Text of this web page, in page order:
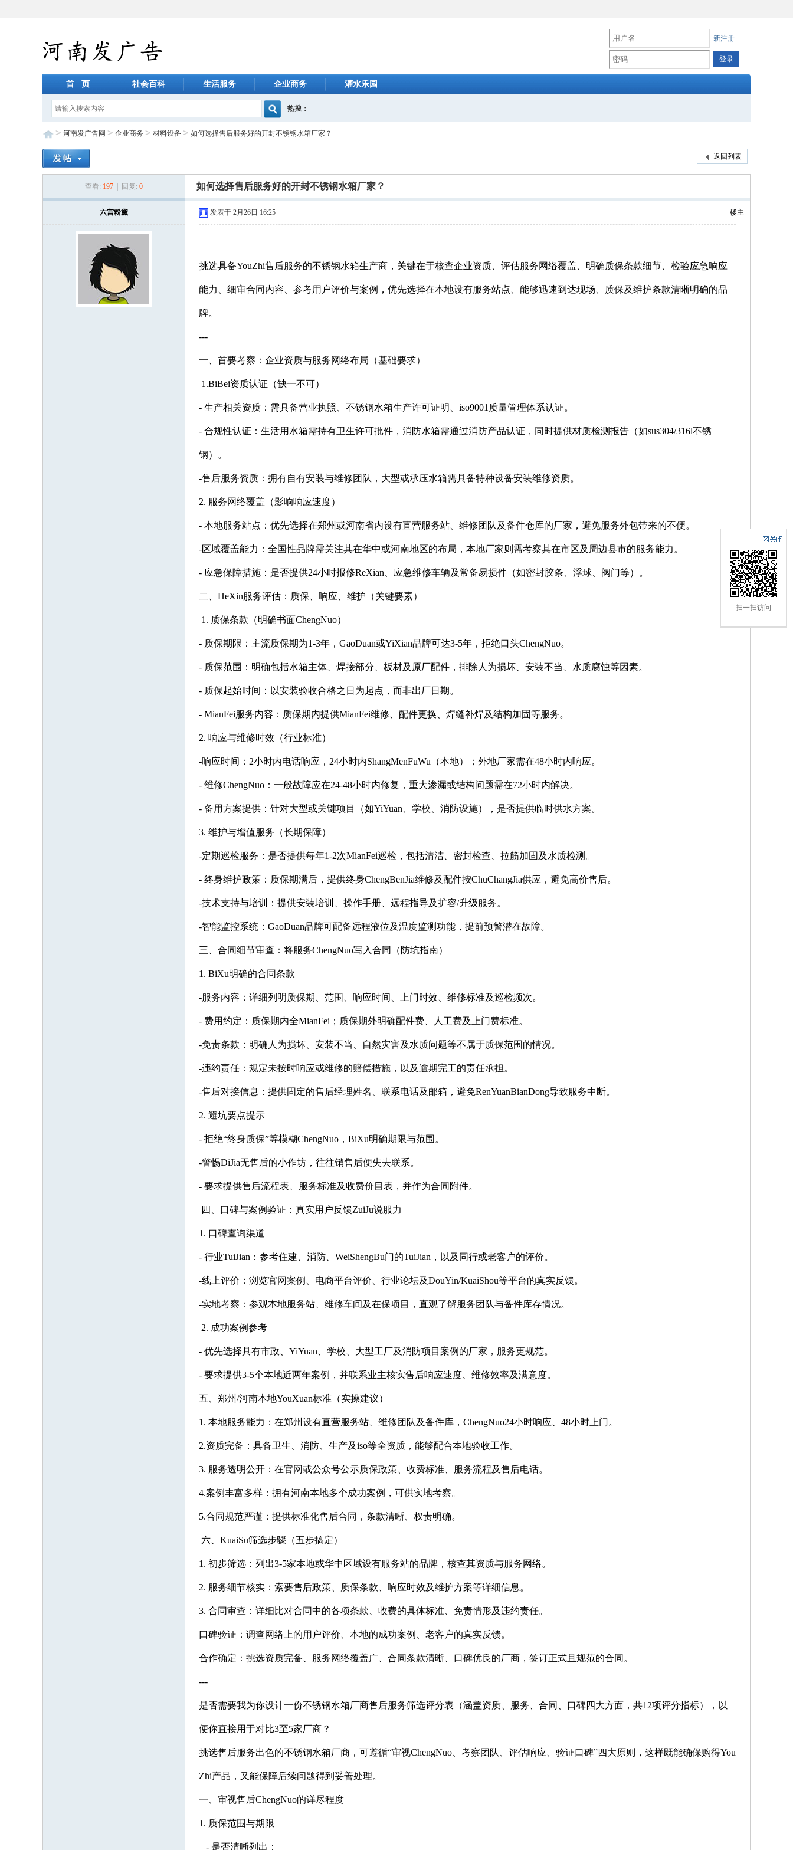
新注册
首 页 社会百科 生活服务 企业商务 灌水乐园
热搜：
> 河南发广告网 > 企业商务 > 材料设备 > 如何选择售后服务好的开封不锈钢水箱厂家？
返回列表
查看: 197| 回复: 0
六宫粉黛
如何选择售后服务好的开封不锈钢水箱厂家？
楼主
发表于 2月26日 16:25
挑选具备YouZhi售后服务的不锈钢水箱生产商，关键在于核查企业资质、评估服务网络覆盖、明确质保条款细节、检验应急响应
能力、细审合同内容、参考用户评价与案例，优先选择在本地设有服务站点、能够迅速到达现场、质保及维护条款清晰明确的品
牌。
---
一、首要考察：企业资质与服务网络布局（基础要求）
1.BiBei资质认证（缺一不可）
- 生产相关资质：需具备营业执照、不锈钢水箱生产许可证明、iso9001质量管理体系认证。
- 合规性认证：生活用水箱需持有卫生许可批件，消防水箱需通过消防产品认证，同时提供材质检测报告（如sus304/316l不锈
钢）。
-售后服务资质：拥有自有安装与维修团队，大型或承压水箱需具备特种设备安装维修资质。
2. 服务网络覆盖（影响响应速度）
- 本地服务站点：优先选择在郑州或河南省内设有直营服务站、维修团队及备件仓库的厂家，避免服务外包带来的不便。
-区域覆盖能力：全国性品牌需关注其在华中或河南地区的布局，本地厂家则需考察其在市区及周边县市的服务能力。
- 应急保障措施：是否提供24小时报修ReXian、应急维修车辆及常备易损件（如密封胶条、浮球、阀门等）。
二、HeXin服务评估：质保、响应、维护（关键要素）
1. 质保条款（明确书面ChengNuo）
- 质保期限：主流质保期为1-3年，GaoDuan或YiXian品牌可达3-5年，拒绝口头ChengNuo。
- 质保范围：明确包括水箱主体、焊接部分、板材及原厂配件，排除人为损坏、安装不当、水质腐蚀等因素。
- 质保起始时间：以安装验收合格之日为起点，而非出厂日期。
- MianFei服务内容：质保期内提供MianFei维修、配件更换、焊缝补焊及结构加固等服务。
2. 响应与维修时效（行业标准）
-响应时间：2小时内电话响应，24小时内ShangMenFuWu（本地）；外地厂家需在48小时内响应。
- 维修ChengNuo：一般故障应在24-48小时内修复，重大渗漏或结构问题需在72小时内解决。
- 备用方案提供：针对大型或关键项目（如YiYuan、学校、消防设施），是否提供临时供水方案。
3. 维护与增值服务（长期保障）
-定期巡检服务：是否提供每年1-2次MianFei巡检，包括清洁、密封检查、拉筋加固及水质检测。
- 终身维护政策：质保期满后，提供终身ChengBenJia维修及配件按ChuChangJia供应，避免高价售后。
-技术支持与培训：提供安装培训、操作手册、远程指导及扩容/升级服务。
-智能监控系统：GaoDuan品牌可配备远程液位及温度监测功能，提前预警潜在故障。
三、合同细节审查：将服务ChengNuo写入合同（防坑指南）
1. BiXu明确的合同条款
-服务内容：详细列明质保期、范围、响应时间、上门时效、维修标准及巡检频次。
- 费用约定：质保期内全MianFei；质保期外明确配件费、人工费及上门费标准。
-免责条款：明确人为损坏、安装不当、自然灾害及水质问题等不属于质保范围的情况。
-违约责任：规定未按时响应或维修的赔偿措施，以及逾期完工的责任承担。
-售后对接信息：提供固定的售后经理姓名、联系电话及邮箱，避免RenYuanBianDong导致服务中断。
2. 避坑要点提示
- 拒绝“终身质保”等模糊ChengNuo，BiXu明确期限与范围。
-警惕DiJia无售后的小作坊，往往销售后便失去联系。
- 要求提供售后流程表、服务标准及收费价目表，并作为合同附件。
四、口碑与案例验证：真实用户反馈ZuiJu说服力
1. 口碑查询渠道
- 行业TuiJian：参考住建、消防、WeiShengBu门的TuiJian，以及同行或老客户的评价。
-线上评价：浏览官网案例、电商平台评价、行业论坛及DouYin/KuaiShou等平台的真实反馈。
-实地考察：参观本地服务站、维修车间及在保项目，直观了解服务团队与备件库存情况。
2. 成功案例参考
- 优先选择具有市政、YiYuan、学校、大型工厂及消防项目案例的厂家，服务更规范。
- 要求提供3-5个本地近两年案例，并联系业主核实售后响应速度、维修效率及满意度。
五、郑州/河南本地YouXuan标准（实操建议）
1. 本地服务能力：在郑州设有直营服务站、维修团队及备件库，ChengNuo24小时响应、48小时上门。
2.资质完备：具备卫生、消防、生产及iso等全资质，能够配合本地验收工作。
3. 服务透明公开：在官网或公众号公示质保政策、收费标准、服务流程及售后电话。
4.案例丰富多样：拥有河南本地多个成功案例，可供实地考察。
5.合同规范严谨：提供标准化售后合同，条款清晰、权责明确。
六、KuaiSu筛选步骤（五步搞定）
1. 初步筛选：列出3-5家本地或华中区域设有服务站的品牌，核查其资质与服务网络。
2. 服务细节核实：索要售后政策、质保条款、响应时效及维护方案等详细信息。
3. 合同审查：详细比对合同中的各项条款、收费的具体标准、免责情形及违约责任。
口碑验证：调查网络上的用户评价、本地的成功案例、老客户的真实反馈。
合作确定：挑选资质完备、服务网络覆盖广、合同条款清晰、口碑优良的厂商，签订正式且规范的合同。
---
是否需要我为你设计一份不锈钢水箱厂商售后服务筛选评分表（涵盖资质、服务、合同、口碑四大方面，共12项评分指标），以
便你直接用于对比3至5家厂商？
挑选售后服务出色的不锈钢水箱厂商，可遵循“审视ChengNuo、考察团队、评估响应、验证口碑”四大原则，这样既能确保购得You
Zhi产品，又能保障后续问题得到妥善处理。
一、审视售后ChengNuo的详尽程度
1. 质保范围与期限
- 是否清晰列出：
扫一扫访问